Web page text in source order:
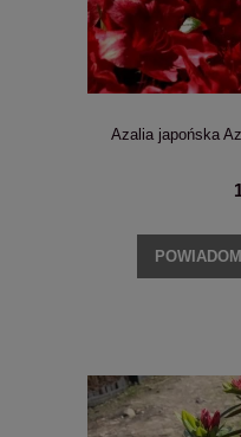
Azalia japońska